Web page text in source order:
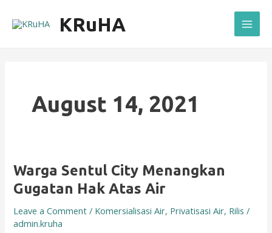
KRuHA
Main
August 14, 2021
Warga Sentul City Menangkan
Gugatan Hak Atas Air
Leave a Comment / Komersialisasi Air, Privatisasi Air, Rilis /
admin.kruha
Warga
Sentul
City
Menangkan
Gugatan